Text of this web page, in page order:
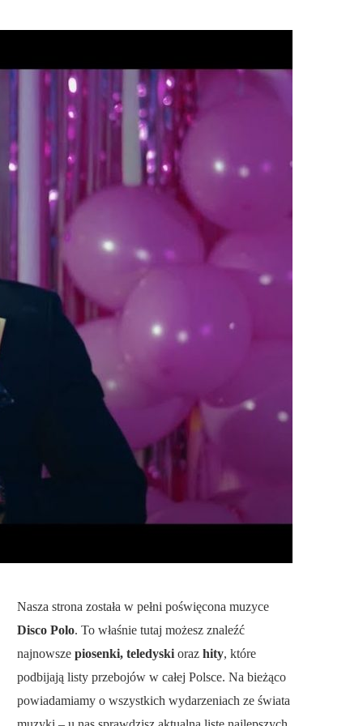
Nasza strona została w pełni poświęcona muzyce
Disco Polo. To właśnie tutaj możesz znaleźć
najnowsze piosenki, teledyski oraz hity, które
podbijają listy przebojów w całej Polsce. Na bieżąco
powiadamiamy o wszystkich wydarzeniach ze świata